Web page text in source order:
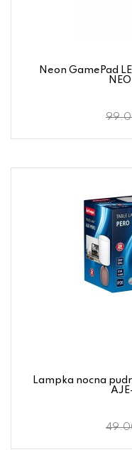
Neon GamePad
Lampka nocna